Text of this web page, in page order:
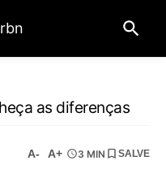
as diferenças
A- A+ 3 MIN SALVE